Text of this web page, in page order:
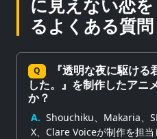
るよくある質問
Q
『透明な夜に駆け
した。』を制作したアニ
か？
A. Shouchiku、Makaria、
X、Clare Voiceが制作を担当